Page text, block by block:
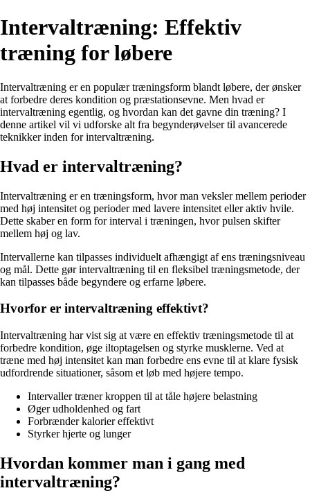
Intervaltræning: Effektiv
træning for løbere
Intervaltræning er en populær træningsform blandt løbere, der ønsker
at forbedre deres kondition og præstationsevne. Men hvad er
intervaltræning egentlig, og hvordan kan det gavne din træning? I
denne artikel vil vi udforske alt fra begynderøvelser til avancerede
teknikker inden for intervaltræning.
Hvad er intervaltræning?
Intervaltræning er en træningsform, hvor man veksler mellem perioder
med høj intensitet og perioder med lavere intensitet eller aktiv hvile.
Dette skaber en form for interval i træningen, hvor pulsen skifter
mellem høj og lav.
Intervallerne kan tilpasses individuelt afhængigt af ens træningsniveau
og mål. Dette gør intervaltræning til en fleksibel træningsmetode, der
kan tilpasses både begyndere og erfarne løbere.
Hvorfor er intervaltræning effektivt?
Intervaltræning har vist sig at være en effektiv træningsmetode til at
forbedre kondition, øge iltoptagelsen og styrke musklerne. Ved at
træne med høj intensitet kan man forbedre ens evne til at klare fysisk
udfordrende situationer, såsom et løb med højere tempo.
Intervaller træner kroppen til at tåle højere belastning
Øger udholdenhed og fart
Forbrænder kalorier effektivt
Styrker hjerte og lunger
Hvordan kommer man i gang med
intervaltræning?